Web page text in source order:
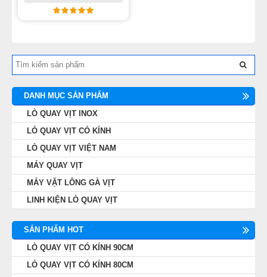
DANH MỤC SẢN PHẨM
LÒ QUAY VỊT INOX
LÒ QUAY VỊT CÓ KÍNH
LÒ QUAY VỊT VIỆT NAM
MÁY QUAY VỊT
MÁY VẶT LÔNG GÀ VỊT
LINH KIỆN LÒ QUAY VỊT
SẢN PHẨM HOT
LÒ QUAY VỊT CÓ KÍNH 90CM
LÒ QUAY VỊT CÓ KÍNH 80CM